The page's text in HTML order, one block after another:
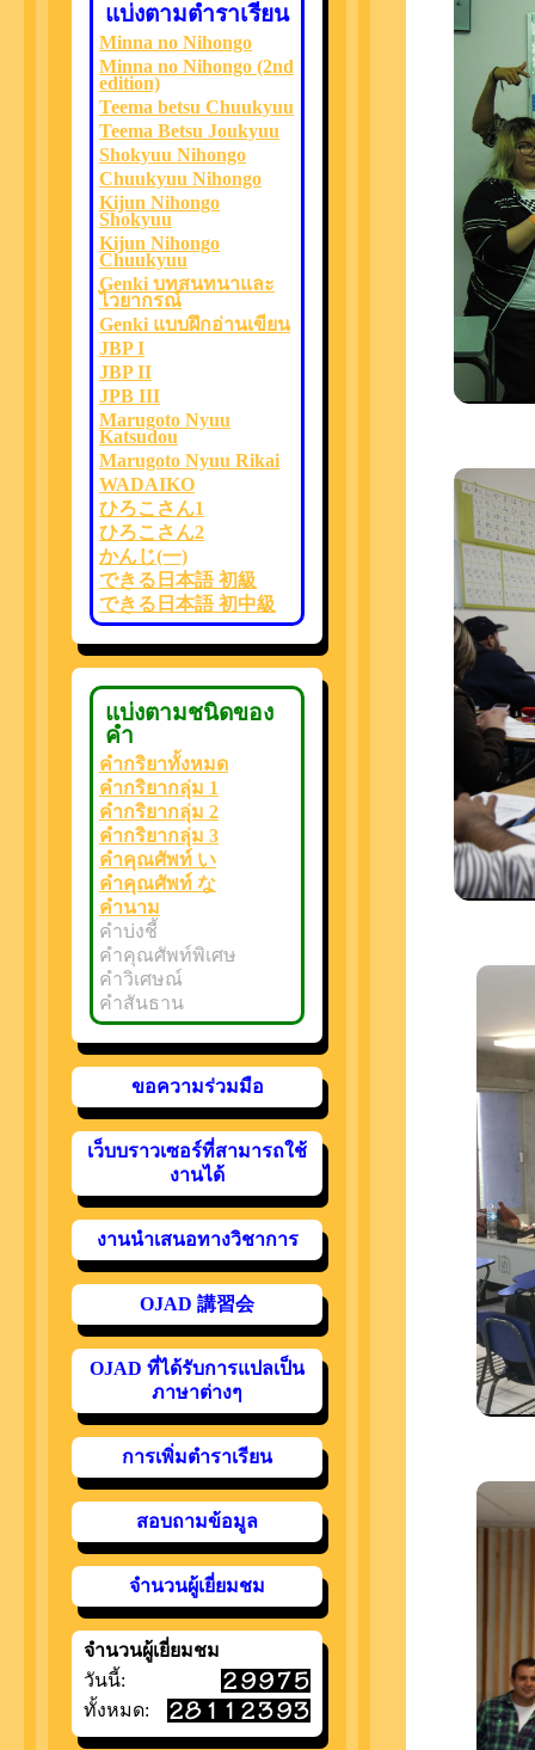
แบ่งตามตำราเรียน
Minna no Nihongo
Minna no Nihongo (2nd
edition)
Teema betsu Chuukyuu
Teema Betsu Joukyuu
Shokyuu Nihongo
Chuukyuu Nihongo
Kijun Nihongo
Shokyuu
Kijun Nihongo
Chuukyuu
Genki บทสนทนาและ
ไวยากรณ์
Genki แบบฝึกอ่านเขียน
JBP I
JBP II
JPB III
Marugoto Nyuu
Katsudou
Marugoto Nyuu Rikai
WADAIKO
ひろこさん1
ひろこさん2
かんじ(一)
できる日本語 初級
できる日本語 初中級
แบ่งตามชนิดของ
คำ
คำกริยาทั้งหมด
คำกริยากลุ่ม 1
คำกริยากลุ่ม 2
คำกริยากลุ่ม 3
คำคุณศัพท์ い
คำคุณศัพท์ な
คำนาม
คำบ่งชี้
คำคุณศัพท์พิเศษ
คำวิเศษณ์
คำสันธาน
ขอความร่วมมือ
เว็บบราวเซอร์ที่สามารถใช้
งานได้
งานนำเสนอทางวิชาการ
OJAD 講習会
OJAD ที่ได้รับการแปลเป็น
ภาษาต่างๆ
การเพิ่มตำราเรียน
สอบถามข้อมูล
จำนวนผู้เยี่ยมชม
จำนวนผู้เยี่ยมชม
วันนี้:
ทั้งหมด: